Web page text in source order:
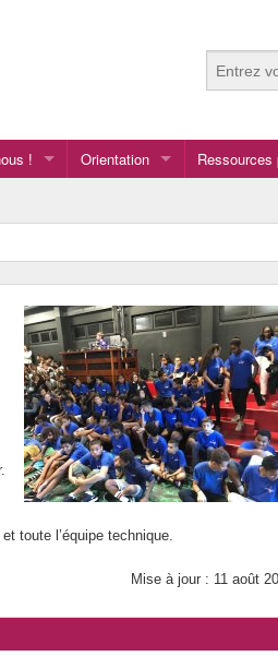
!
Orientation
vers le lycée général et
vers le lycée professionnel
Ressources
LCA
toute l’équipe technique.
Mise à jour : 11 août